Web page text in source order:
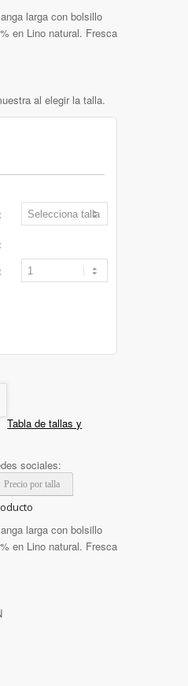
larga con bolsillo
en Lino natural. Fresca
al elegir la talla.
Tabla de tallas y
sociales:
Precio por talla
larga con bolsillo
en Lino natural. Fresca